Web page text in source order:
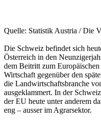
Quelle: Statistik Austria / Die
Die Schweiz befindet sich
Österreich in den
dem Beitritt zum
Wirtschaft gegenüber den
die Landwirtschaftsbranche
ausgeklammert. In der
der EU heute unter anderem
eng – ausser im Agrarsektor.